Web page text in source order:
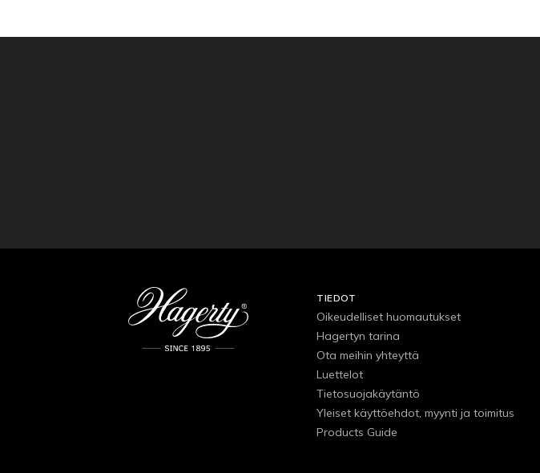
TIEDOT
Oikeudelliset huomautukset
Hagertyn tarina
Ota meihin yhteyttä
Luettelot
Tietosuojakäytäntö
Yleiset käyttöehdot, myynti ja toimitus
Products Guide